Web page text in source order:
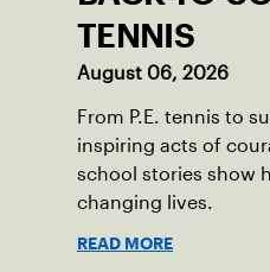
TENNIS
August 06, 2026
From P.E. tennis to
inspiring acts of
school stories show
changing lives.
READ MORE